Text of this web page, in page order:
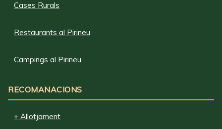
Cases Rurals
Restaurants al Pirineu
Campings al Pirineu
RECOMANACIONS
+ Allotjament